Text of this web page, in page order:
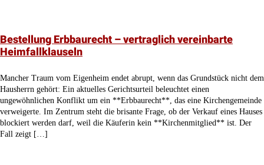
Bestellung Erbbaurecht – vertraglich vereinbarte
Heimfallklauseln
Mancher Traum vom Eigenheim endet abrupt, wenn das Grundstück nicht dem
Hausherrn gehört: Ein aktuelles Gerichtsurteil beleuchtet einen
ungewöhnlichen Konflikt um ein **Erbbaurecht**, das eine Kirchengemeinde
verweigerte. Im Zentrum steht die brisante Frage, ob der Verkauf eines Hauses
blockiert werden darf, weil die Käuferin kein **Kirchenmitglied** ist. Der
Fall zeigt […]